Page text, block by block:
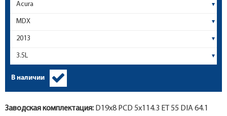
В наличии
Заводская комплектация: D19x8 PCD 5x114.3 ET 55 DIA 64.1